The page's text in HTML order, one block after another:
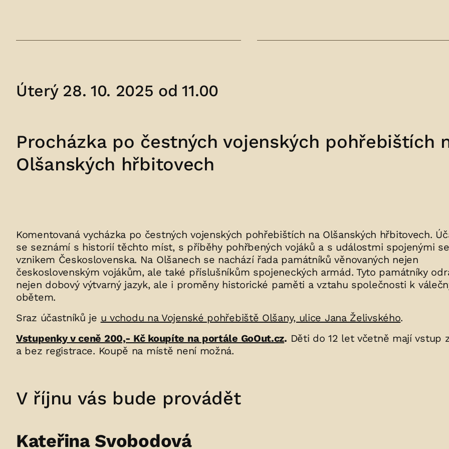
Úterý 28. 10. 2025 od 11.00
Procházka po čestných vojenských pohřebištích
Olšanských hřbitovech
Komentovaná vycházka po čestných vojenských pohřebištích na Olšanských hřbitovech.
se seznámí s historií těchto míst, s příběhy pohřbených vojáků a s událostmi spojenými se
vznikem Československa. Na Olšanech se nachází řada památníků věnovaných nejen
československým vojákům, ale také příslušníkům spojeneckých armád. Tyto památníky
nejen dobový výtvarný jazyk, ale i proměny historické paměti a vztahu společnosti k
obětem.
Sraz účastníků je u vchodu na Vojenské pohřebiště Olšany, ulice Jana Želivského.
Vstupenky v ceně 200,- Kč koupíte na portále GoOut.cz. Děti do 12 let včetně mají vstup
a bez registrace. Koupě na místě není možná.
V říjnu vás bude provádět
Kateřina Svobodová